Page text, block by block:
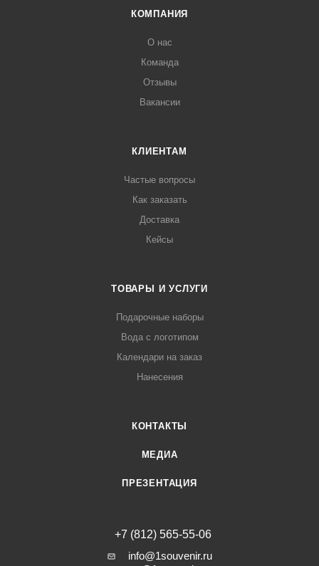
КОМПАНИЯ
О нас
Команда
Отзывы
Вакансии
КЛИЕНТАМ
Частые вопросы
Как заказать
Доставка
Кейсы
ТОВАРЫ И УСЛУГИ
Подарочные наборы
Вода с логотипом
Календари на заказ
Нанесения
КОНТАКТЫ
МЕДИА
ПРЕЗЕНТАЦИЯ
+7 (812) 565-55-06
info@1souvenir.ru